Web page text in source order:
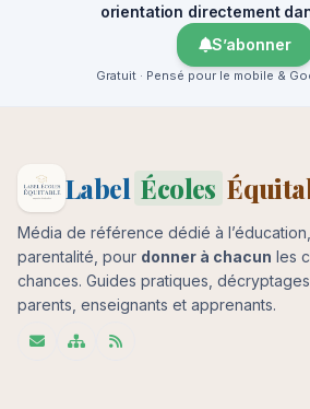
orientation directement
S’abonner
Gratuit · Pensé pour le mobile &
Label Écoles
Média de référence dédié à
parentalité, pour donner à chacun les
chances. Guides pratiques,
parents, enseignants et apprenants.